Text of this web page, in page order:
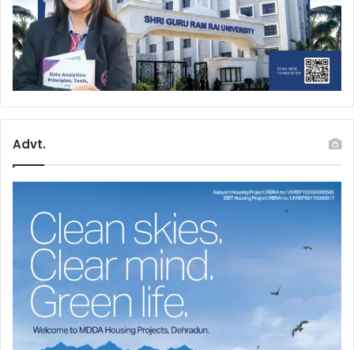
Advt.